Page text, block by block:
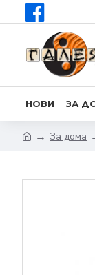
НОВИ ЗА
За дома